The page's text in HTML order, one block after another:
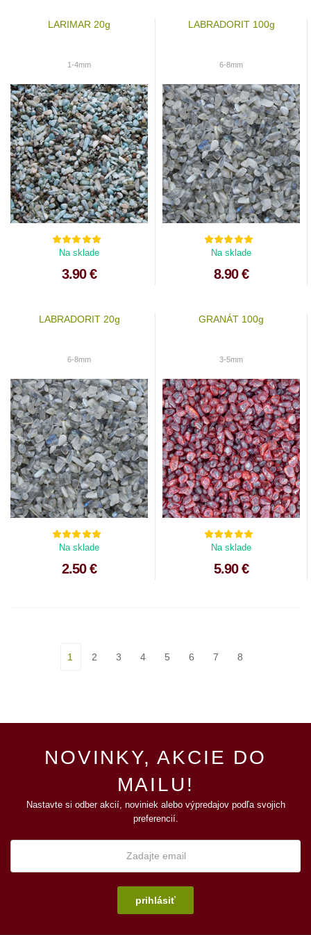
LARIMAR 20g
1-4mm
Na sklade
3.90 €
LABRADORIT 100g
6-8mm
Na sklade
8.90 €
LABRADORIT 20g
6-8mm
Na sklade
2.50 €
GRANÁT 100g
3-5mm
Na sklade
5.90 €
1 2 3 4 5 6 7 8
NOVINKY, AKCIE DO
MAILU!
Nastavte si odber akcií, noviniek alebo výpredajov podľa svojich
preferencií.
prihlásiť